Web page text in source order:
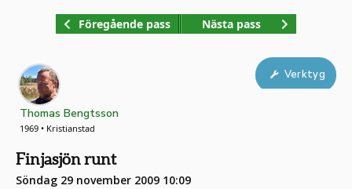
Föregående pass Nästa pass
Thomas Bengtsson
1969 • Kristianstad
Finjasjön runt
Söndag 29 november 2009 10:09
Verktyg